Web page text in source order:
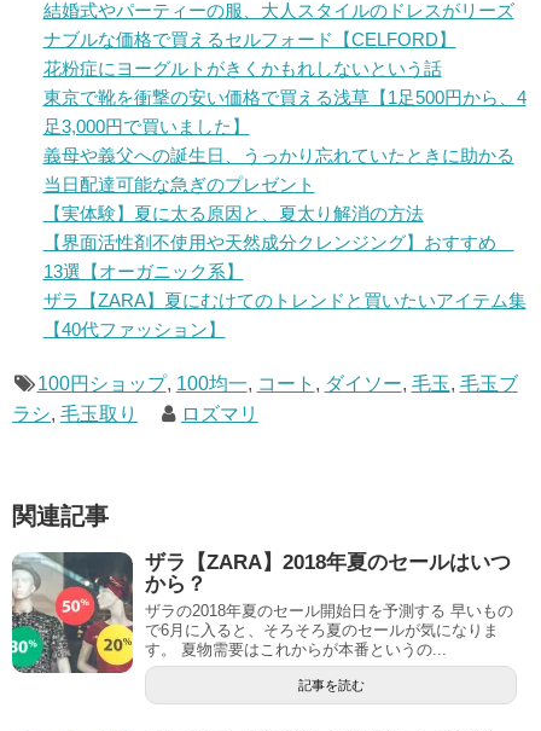
結婚式やパーティーの服、大人スタイルのドレスがリーズ
ナブルな価格で買えるセルフォード【CELFORD】
花粉症にヨーグルトがきくかもれしないという話
東京で靴を衝撃の安い価格で買える浅草【1足500円から、4
足3,000円で買いました】
義母や義父への誕生日、うっかり忘れていたときに助かる
当日配達可能な急ぎのプレゼント
【実体験】夏に太る原因と、夏太り解消の方法
【界面活性剤不使用や天然成分クレンジング】おすすめ
13選【オーガニック系】
ザラ【ZARA】夏にむけてのトレンドと買いたいアイテム集
【40代ファッション】
100円ショップ, 100均一, コート , ダイソー, 毛玉, 毛玉ブ
ラシ, 毛玉取り ロズマリ
関連記事
ザラ【ZARA】2018年夏のセールはいつ
から？
ザラの2018年夏のセール開始日を予測する 早いもの
で6月に入ると、そろそろ夏のセールが気になりま
す。 夏物需要はこれからが本番というの...
記事を読む